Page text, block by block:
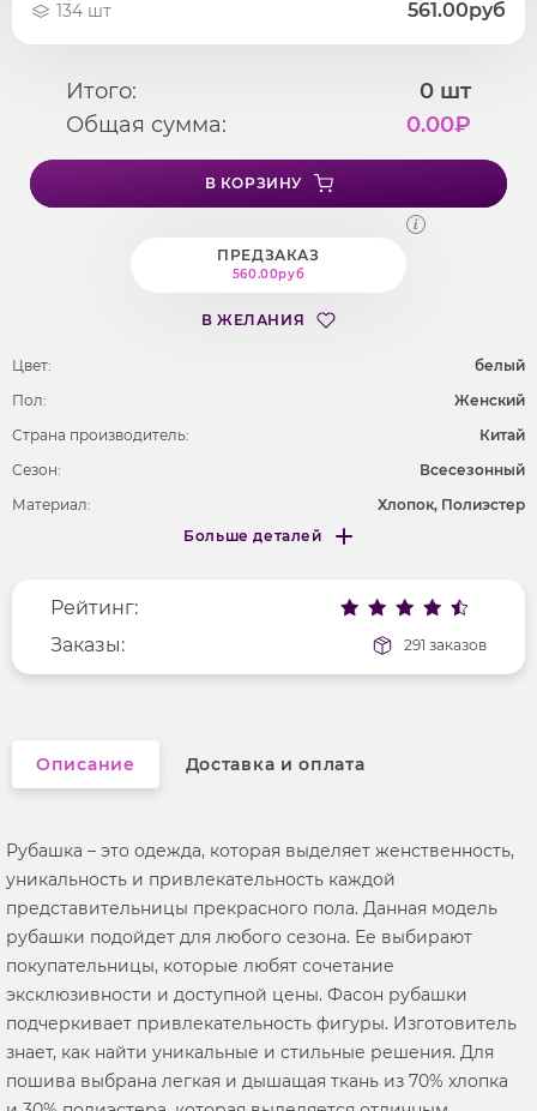
134 шт 561.00руб
Итого: 0 шт
Общая сумма:
0.00₽
В КОРЗИНУ
ПРЕДЗАКАЗ
560.00руб
В ЖЕЛАНИЯ
Цвет:
белый
Пол:
Женский
Страна производитель:
Китай
Сезон:
Всесезонный
Материал:
Хлопок, Полиэстер
Рисунок
без рисунка
Вырез горловины
отложной воротник
Фактура материала
гладкий
Больше деталей
Меньше деталей
Рейтинг:
Заказы:
291 заказов
Описание Доставка и оплата
Рубашка – это одежда, которая выделяет женственность,
уникальность и привлекательность каждой
представительницы прекрасного пола. Данная модель
рубашки подойдет для любого сезона. Ее выбирают
покупательницы, которые любят сочетание
эксклюзивности и доступной цены. Фасон рубашки
подчеркивает привлекательность фигуры. Изготовитель
знает, как найти уникальные и стильные решения. Для
пошива выбрана легкая и дышащая ткань из 70% хлопка